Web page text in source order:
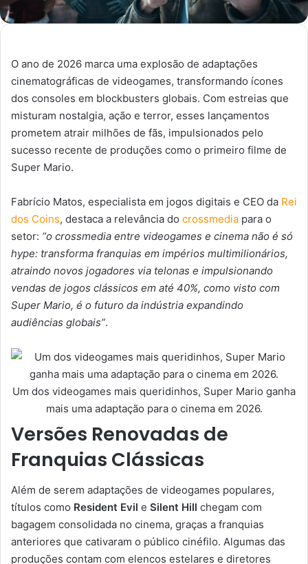
O ano de 2026 marca uma explosão de adaptações
cinematográficas de videogames, transformando ícones
dos consoles em blockbusters globais. Com estreias que
misturam nostalgia, ação e terror, esses lançamentos
prometem atrair milhões de fãs, impulsionados pelo
sucesso recente de produções como o primeiro filme de
Super Mario.
Fabrício Matos, especialista em jogos digitais e CEO da Rei
dos Coins, destaca a relevância do crossmedia para o
setor: “o crossmedia entre videogames e cinema não é só
hype: transforma franquias em impérios multimilionários,
atraindo novos jogadores via telonas e impulsionando
vendas de jogos clássicos em até 40%, como visto com
Super Mario, é o futuro da indústria expandindo
audiências globais”.
Um dos videogames mais queridinhos, Super Mario ganha
mais uma adaptação para o cinema em 2026.
Versões Renovadas de
Franquias Clássicas
Além de serem adaptações de videogames populares,
títulos como Resident Evil e Silent Hill chegam com
bagagem consolidada no cinema, graças a franquias
anteriores que cativaram o público cinéfilo. Algumas das
produções contam com elencos estelares e diretores